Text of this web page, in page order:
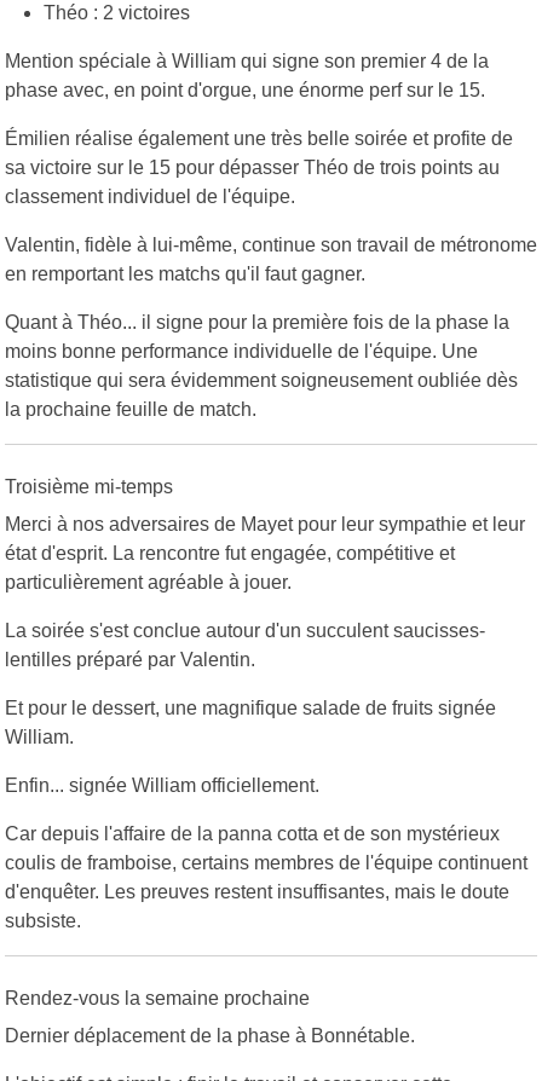
Théo : 2 victoires
Mention spéciale à William qui signe son premier 4 de la
phase avec, en point d'orgue, une énorme perf sur le 15.
Émilien réalise également une très belle soirée et profite de
sa victoire sur le 15 pour dépasser Théo de trois points au
classement individuel de l'équipe.
Valentin, fidèle à lui-même, continue son travail de métronome
en remportant les matchs qu'il faut gagner.
Quant à Théo... il signe pour la première fois de la phase la
moins bonne performance individuelle de l'équipe. Une
statistique qui sera évidemment soigneusement oubliée dès
la prochaine feuille de match.
Troisième mi-temps
Merci à nos adversaires de Mayet pour leur sympathie et leur
état d'esprit. La rencontre fut engagée, compétitive et
particulièrement agréable à jouer.
La soirée s'est conclue autour d'un succulent saucisses-
lentilles préparé par Valentin.
Et pour le dessert, une magnifique salade de fruits signée
William.
Enfin... signée William officiellement.
Car depuis l'affaire de la panna cotta et de son mystérieux
coulis de framboise, certains membres de l'équipe continuent
d'enquêter. Les preuves restent insuffisantes, mais le doute
subsiste.
Rendez-vous la semaine prochaine
Dernier déplacement de la phase à Bonnétable.